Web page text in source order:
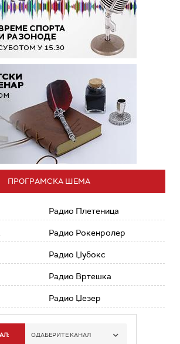
ПРОГРАМСКА ШЕМА
Радио Плетеница
Радио Рокенролер
Радио Џубокс
Радио Вртешка
Радио Џезер
ОДАБЕРИТЕ КАНАЛ